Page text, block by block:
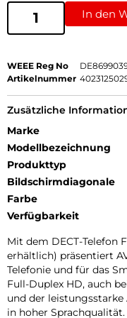
In den
WEEE Reg No
Artikelnummer
Zusätzliche
Marke
Modellbezeichnung
Produkttyp
Bildschirmdiagonale
Farbe
Verfügbarkeit
Mit dem DECT-Telefon
erhältlich) präsentiert
Telefonie und für das
Full-Duplex HD, auch
und der
in hoher